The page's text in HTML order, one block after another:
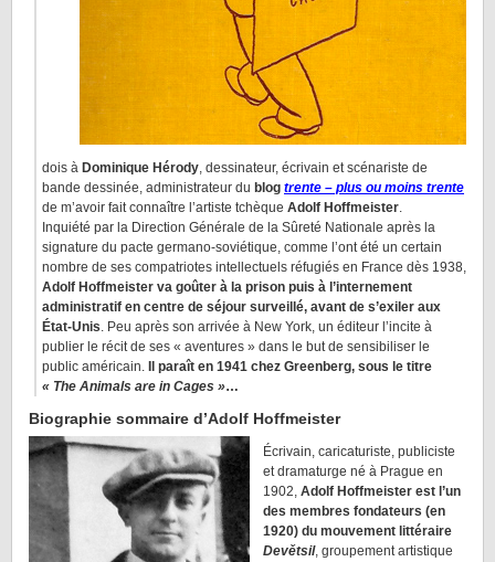
dois à Dominique Hérody, dessinateur, écrivain et scénariste de
bande dessinée, administrateur du blog trente – plus ou moins trente
de m’avoir fait connaître l’artiste tchèque Adolf Hoffmeister.
Inquiété par la Direction Générale de la Sûreté Nationale après la
signature du pacte germano-soviétique, comme l’ont été un certain
nombre de ses compatriotes intellectuels réfugiés en France dès 1938,
Adolf Hoffmeister va goûter à la prison puis à l’internement
administratif en centre de séjour surveillé, avant de s’exiler aux
État-Unis. Peu après son arrivée à New York, un éditeur l’incite à
publier le récit de ses « aventures » dans le but de sensibiliser le
public américain.
Il paraît en 1941 chez Greenberg, sous le titre
« The Animals are in Cages »…
Biographie sommaire d’Adolf Hoffmeister
Écrivain, caricaturiste, publiciste
et dramaturge né à Prague en
1902, Adolf Hoffmeister est l’un
des membres fondateurs (en
1920) du mouvement littéraire
Devětsil, groupement artistique